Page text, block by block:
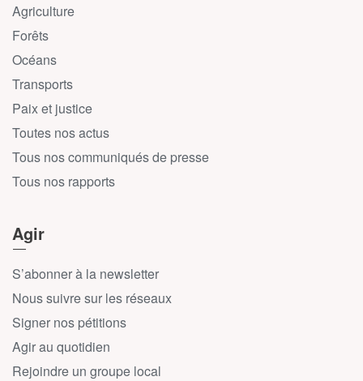
Agriculture
Forêts
Océans
Transports
Paix et justice
Toutes nos actus
Tous nos communiqués de presse
Tous nos rapports
Agir
S’abonner à la newsletter
Nous suivre sur les réseaux
Signer nos pétitions
Agir au quotidien
Rejoindre un groupe local